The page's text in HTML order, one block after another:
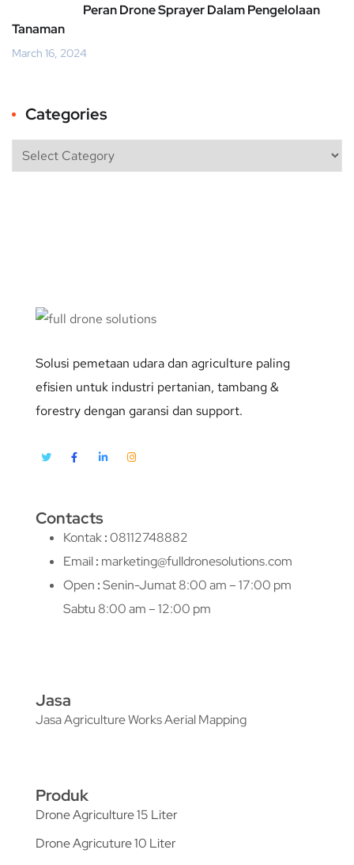
Peran Drone Sprayer Dalam Pengelolaan
Tanaman
March 16, 2024
Categories
Solusi pemetaan udara dan agriculture paling
efisien untuk industri pertanian, tambang &
forestry dengan garansi dan support.
Contacts
Kontak:08112748882
Email: marketing@fulldronesolutions.com
Open :Senin-Jumat 8:00 am – 17:00 pm
Sabtu 8:00 am – 12:00 pm
Jasa
Jasa Agriculture Works Aerial Mapping
Produk
Drone Agriculture 15 Liter
Drone Agricuture 10 Liter